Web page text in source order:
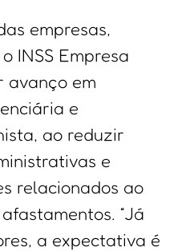
empresas,
INSS Empresa
avanço em
e
ao reduzir
e
relacionados ao
“Já
a expectativa é